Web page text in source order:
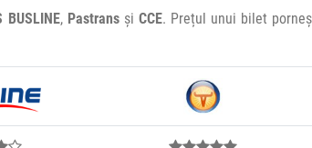
BUSLINE, Pastransși CCE. Prețul unui bilet